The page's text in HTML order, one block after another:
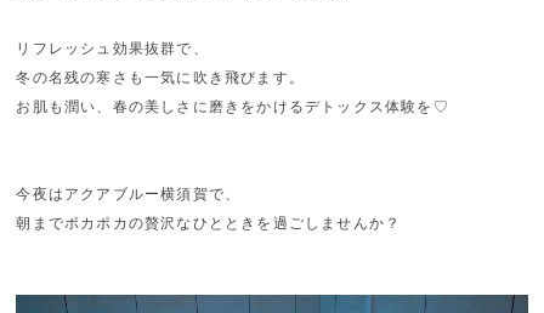
リフレッシュ効果抜群で、
冬の名残の寒さも一気に吹き飛びます。
お肌も潤い、春の美しさに磨きをかけるデトックス体験を♡
今夜はアクアブルー横須賀で、
朝までポカポカの贅沢なひとときを過ごしませんか？